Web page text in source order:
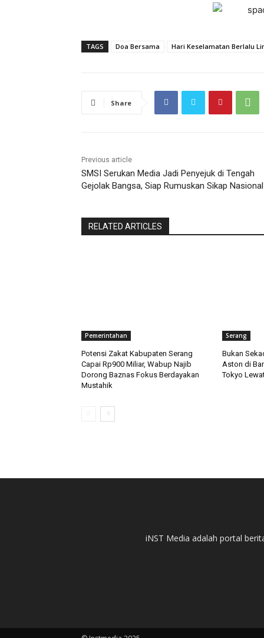
TAGS Doa Bersama Hari Keselamatan Berlalu
Share
Previous article
SMSI Serukan Media Jadi Penyejuk di Tengah
Gejolak Bangsa, Siap Rumuskan Sikap Nasional
RELATED ARTICLES
Pemerintahan
Potensi Zakat Kabupaten Serang
Capai Rp900 Miliar, Wabup Najib
Dorong Baznas Fokus Berdayakan
Mustahik
Serang
Bukan
Aston di
Tokyo
iNST Media adalah portal